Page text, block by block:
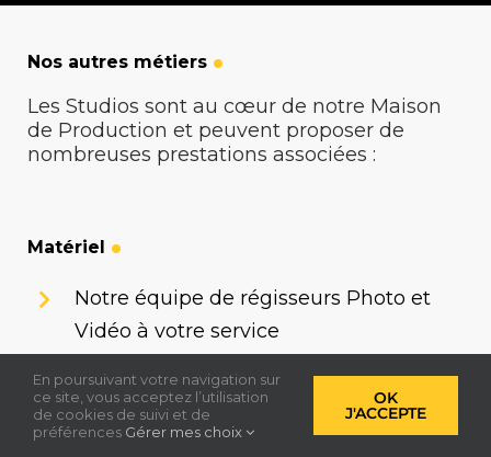
Nos autres métiers
Les Studios sont au cœur de notre Maison
de Production et peuvent proposer de
nombreuses prestations associées :
Matériel
Notre équipe de régisseurs Photo et
Vidéo à votre service
Un parc de matériel et d’accessoires
directement sur site
En poursuivant votre navigation sur
ce site, vous acceptez l’utilisation
de cookies de suivi et de
préférences Gérer mes choix
OK
J'ACCEPTE